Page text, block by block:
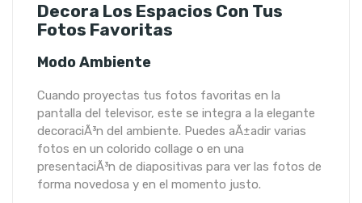
Decora Los Espacios Con Tus
Fotos Favoritas
Modo Ambiente
Cuando proyectas tus fotos favoritas en la
pantalla del televisor, este se integra a la elegante
decoraciÃ³n del ambiente. Puedes aÃ±adir varias
fotos en un colorido collage o en una
presentaciÃ³n de diapositivas para ver las fotos de
forma novedosa y en el momento justo.